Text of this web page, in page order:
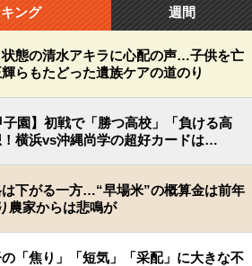
ング 週間
態の清水アキラに心配の声…子供を亡
らもたどった遺族ケアの道のり
子園】初戦で「勝つ高校」「負ける高
横浜vs沖縄尚学の超好カードは…
は下がる一方…“早場米”の概算金は前年
農家からは悲鳴が
「焦り」「短気」「采配」に大きな不